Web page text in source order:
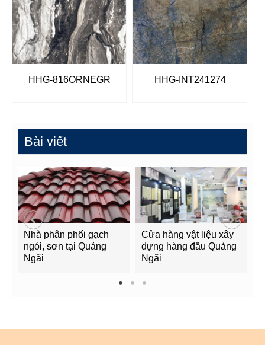
HHG-816ORNEGR HHG-INT241274
Bài viết
Nhà phân phối gạch
ngói, sơn tại Quảng
Ngãi
Cửa hàng vật liệu xây
dựng hàng đầu Quảng
Ngãi
1 2 3